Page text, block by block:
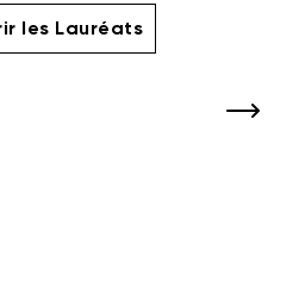
les Lauréats